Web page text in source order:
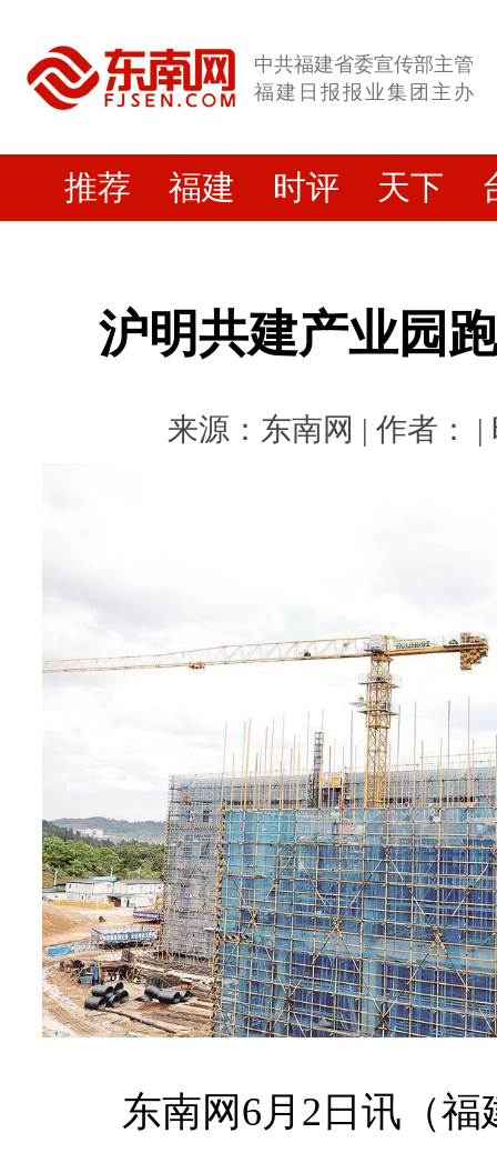
中共福建省委宣传部主管
福建日报报业集团主办
推荐 福建 时评 天下
沪明共建产业园
来源：东南网 | 作者： |
东南网6月2日讯（